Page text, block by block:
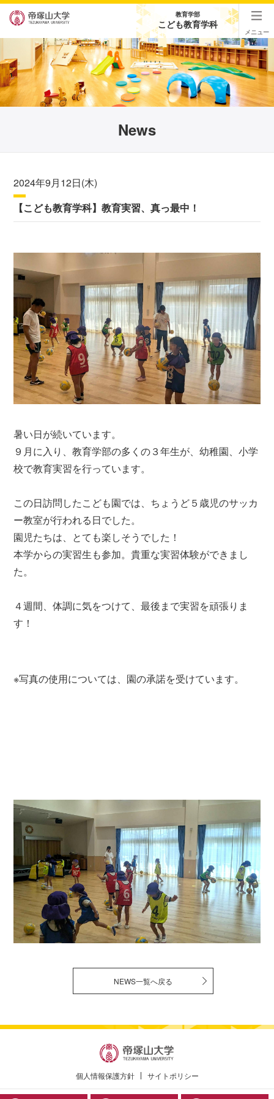
教育学部
こども教育学科
メニュー
News
2024年9月12日(木)
【こども教育学科】教育実習、真っ最中！
暑い日が続いています。
９月に入り、教育学部の多くの３年生が、幼稚園、小学
校で教育実習を行っています。
この日訪問したこども園では、ちょうど５歳児のサッカ
ー教室が行われる日でした。
園児たちは、とても楽しそうでした！
本学からの実習生も参加。貴重な実習体験ができまし
た。
４週間、体調に気をつけて、最後まで実習を頑張りま
す！
※写真の使用については、園の承諾を受けています。
NEWS一覧へ戻る
個人情報保護方針 サイトポリシー